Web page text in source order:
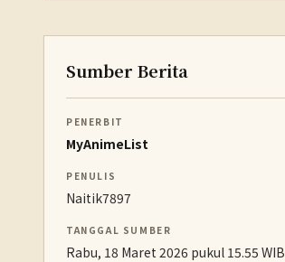
Sumber Berita
PENERBIT
MyAnimeList
PENULIS
Naitik7897
TANGGAL SUMBER
Rabu, 18 Maret 2026 pukul 15.55 WIB